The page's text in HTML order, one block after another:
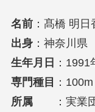
名前：髙橋 明日
出身：神奈川県
生年月日 ：1991
専門種目
：
所属：実業団